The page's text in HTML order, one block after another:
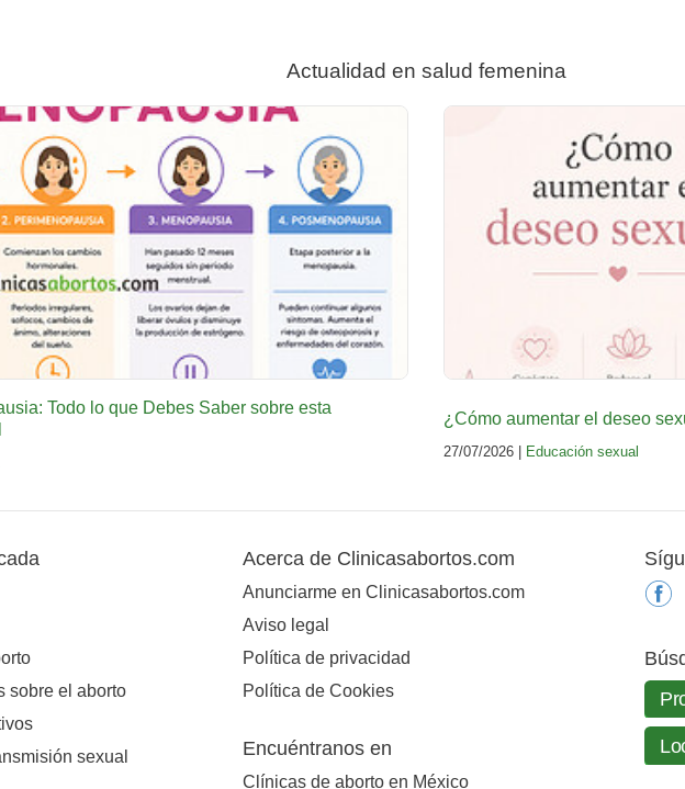
Actualidad en salud femenina
Todo lo que Debes Saber sobre esta
¿Cómo aumentar el deseo
27/07/2026 | Educación sexual
sobre el aborto
sexual
Acerca de Clinicasabortos.com
Anunciarme en Clinicasabortos.com
Aviso legal
Política de privacidad
Política de Cookies
Encuéntranos en
Clínicas de aborto en México